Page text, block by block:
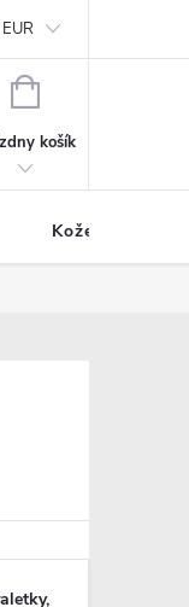
EUR
NÁKUPNÝ
košík
Kožený tovar